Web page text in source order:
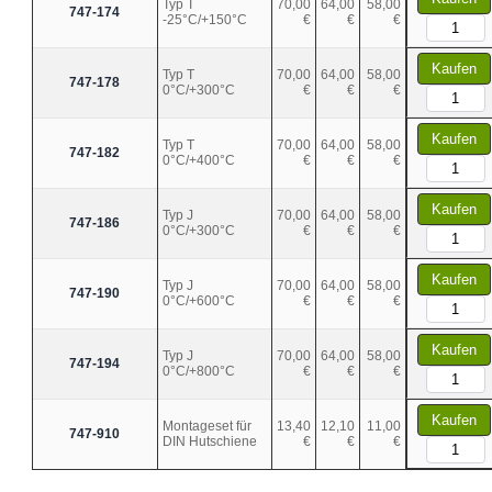
747-174
Typ T
-25°C/+150°C
70,00
€
64,00
€
58,00
€
747-178
Typ T
0°C/+300°C
70,00
€
64,00
€
58,00
€
Kaufen
747-182
Typ T
0°C/+400°C
70,00
€
64,00
€
58,00
€
Kaufen
747-186
Typ J
0°C/+300°C
70,00
€
64,00
€
58,00
€
Kaufen
747-190
Typ J
0°C/+600°C
70,00
€
64,00
€
58,00
€
Kaufen
747-194
Typ J
0°C/+800°C
70,00
€
64,00
€
58,00
€
Kaufen
747-910
Montageset für
DIN Hutschiene
13,40
€
12,10
€
11,00
€
Kaufen